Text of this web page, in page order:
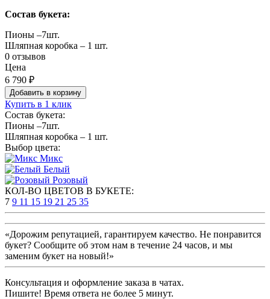
Состав букета:
Пионы –7шт.
Шляпная коробка – 1 шт.
0 отзывов
Цена
6 790 ₽
Добавить в корзину
Купить в 1 клик
Состав букета:
Пионы –7шт.
Шляпная коробка – 1 шт.
Выбор цвета:
Микс
Белый
Розовый
КОЛ-ВО ЦВЕТОВ В БУКЕТЕ:
7 9 11 15 19 21 25 35
«Дорожим репутацией, гарантируем качество. Не понравится
букет? Сообщите об этом нам в течение 24 часов, и мы
заменим букет на новый!»
Консультация и оформление заказа в чатах.
Пишите! Время ответа не более 5 минут.